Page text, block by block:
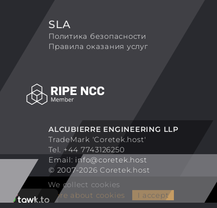
ALCUBIERRE ENGINEERING LLP
TradeMark 'Coretek.host'
Tel. +44 7743126250
Email: info@coretek.host
© 2007-2026 Coretek.host
SLA
Политика безопасности
Правила оказания услуг
We collect cookies
More about cookies
I accept